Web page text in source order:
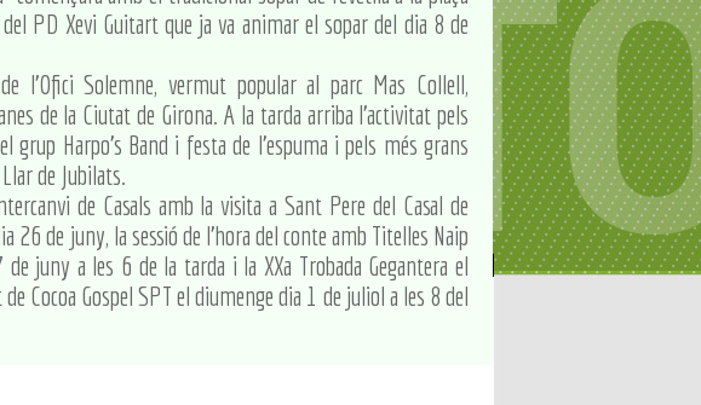
PD Xevi Guitart que ja va animar el sopar del dia 8 de
l'Ofici Solemne, vermut popular al parc Mas Collell,
de la Ciutat de Girona. A la tarda arriba l'activitat pels
grup Harpo's Band i festa de l'espuma i pels més grans
de Jubilats.
de Casals amb la visita a Sant Pere del Casal de
26 de juny, la sessió de l'hora del conte amb Titelles Naip
juny a les 6 de la tarda i la XXa Trobada Gegantera el
Cocoa Gospel SPT el diumenge dia 1 de juliol a les 8 del